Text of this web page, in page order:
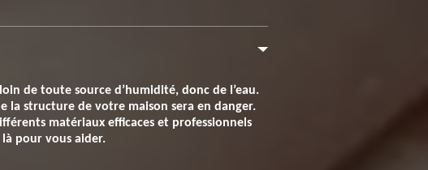
de toute source d’humidité, donc de l’eau.
la structure de votre maison sera en danger.
matériaux efficaces et professionnels
pour vous aider.